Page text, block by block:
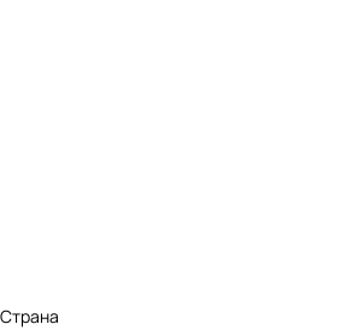
Страна